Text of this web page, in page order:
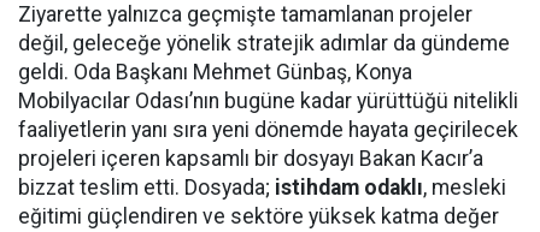
Ziyarette yalnızca geçmişte tamamlanan projeler
değil, geleceğe yönelik stratejik adımlar da gündeme
geldi. Oda Başkanı Mehmet Günbaş, Konya
Mobilyacılar Odası’nın bugüne kadar yürüttüğü nitelikli
faaliyetlerin yanı sıra yeni dönemde hayata geçirilecek
projeleri içeren kapsamlı bir dosyayı Bakan Kacır’a
bizzat teslim etti. Dosyada; istihdam odaklı, mesleki
eğitimi güçlendiren ve sektöre yüksek katma değer